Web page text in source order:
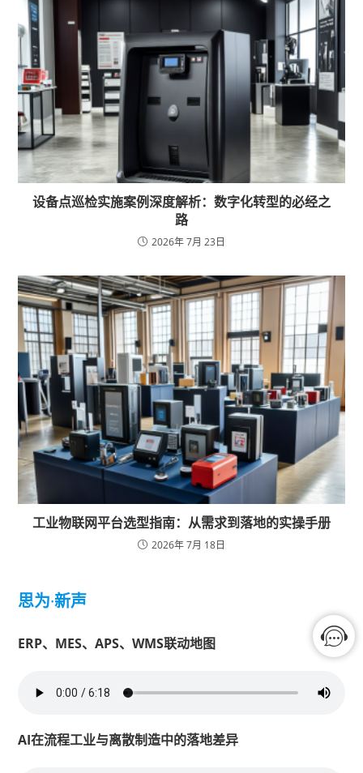
设备点巡检实施案例深度解析：数字化转型的必经之
路
2026年 7月 23日
工业物联网平台选型指南：从需求到落地的实操手册
2026年 7月 18日
思为·新声
ERP、MES、APS、WMS联动地图
AI在流程工业与离散制造中的落地差异